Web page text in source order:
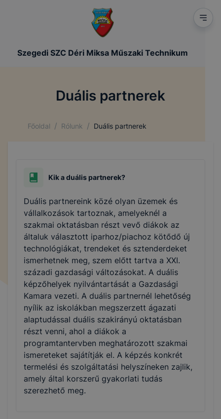
Szegedi SZC Déri Miksa Műszaki Technikum
Duális partnerek
Főoldal / Rólunk / Duális partnerek
Kik a duális partnerek?
Duális partnereink közé olyan üzemek és
vállalkozások tartoznak, amelyeknél a
szakmai oktatásban részt vevő diákok az
általuk választott iparhoz/piachoz kötődő új
technológiákat, trendeket és sztenderdeket
ismerhetnek meg, szem előtt tartva a XXI.
századi gazdasági változásokat. A duális
képzőhelyek nyilvántartását a Gazdasági
Kamara vezeti. A duális partnernél lehetőség
nyílik az iskolákban megszerzett ágazati
alaptudással duális szakirányú oktatásban
részt venni, ahol a diákok a
programtantervben meghatározott szakmai
ismereteket sajátítják el. A képzés konkrét
termelési és szolgáltatási helyszíneken zajlik,
amely által korszerű gyakorlati tudás
szerezhető meg.